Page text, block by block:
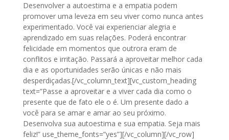
Desenvolver a autoestima e a empatia podem
promover uma leveza em seu viver como nunca antes
experimentado. Você vai experienciar alegria e
aprendizado em suas relações. Poderá encontrar
felicidade em momentos que outrora eram de
conflitos e irritação. Passará a aproveitar melhor cada
dia e as oportunidades serão únicas e não mais
desperdiçadas.[/vc_column_text][vc_custom_heading
text=”Passe a aproveitar e a viver cada dia como o
presente que de fato ele o é. Um presente dado a
você para se amar e amar ao seu próximo.
Desenvolva sua autoestima e sua empatia. Seja mais
feliz!” use_theme_fonts=”yes”][/vc_column][/vc_row]